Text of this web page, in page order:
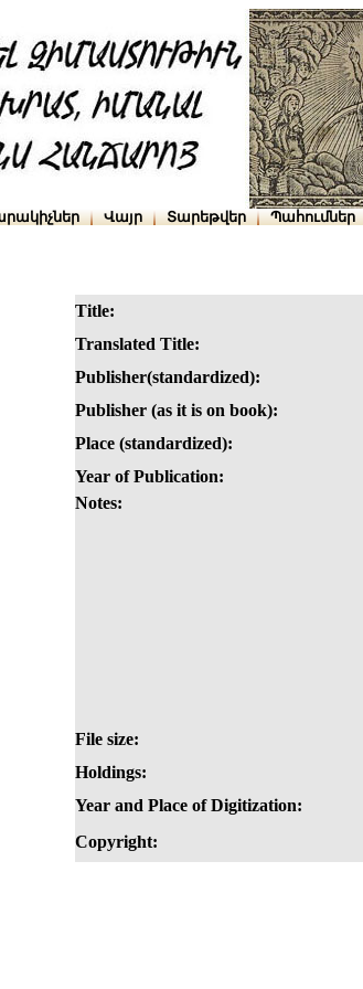
Վայր Տարեթվեր Պահումներ
Title:
Translated Title:
Publisher(standardized):
Publisher (as it is on book):
Place (standardized):
Year of Publication:
Notes:
File size:
Holdings:
Year and Place of Digitization:
Copyright: